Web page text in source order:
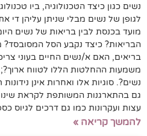
נשים כגון כיצד הטכנולוגיה, ביו
לגופן של נשים מבלי שניתן עליהן די
מועד בכנסת לבין בריאות של נשים
הבריאות? כיצד נקבע הסל המסובסד?
בריאים, האם א/נשים החיים בעוני
משמעות ההחלטות הללו לטווח
נשים?. סוגיות אלו ואחרות אינן
גם בהתארגנות המשותפת לקראת
עצות ועקרונות כמו גם דרכים לגיוס
להמשך קריאה »